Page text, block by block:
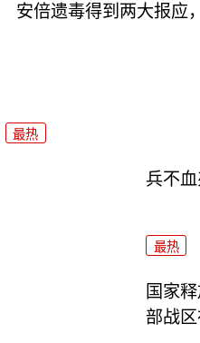
安倍遗毒得到两大报应
最热
兵不
最热
国家
部战